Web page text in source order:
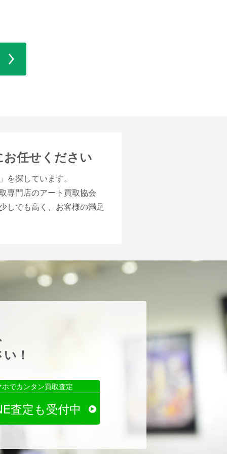
任せください
探しています。
専門店のアート買取協会
しでも高く、お客様の満足
！
ホでカンタン買取査定
査定も受付中